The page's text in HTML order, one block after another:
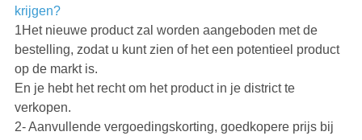
krijgen?
1Het nieuwe product zal worden aangeboden met de
bestelling, zodat u kunt zien of het een potentieel product
op de markt is.
En je hebt het recht om het product in je district te
verkopen.
2- Aanvullende vergoedingskorting, goedkopere prijs bij